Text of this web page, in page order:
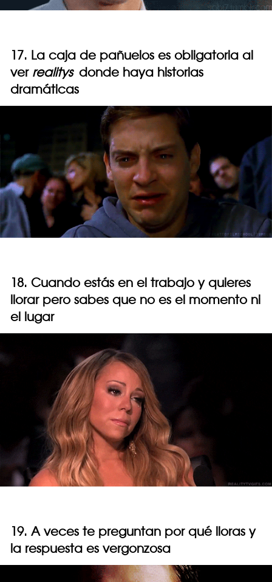
17. La caja de pañuelos es obligatoria al
ver realitys donde haya historias
dramáticas
18. Cuando estás en el trabajo y quieres
llorar pero sabes que no es el momento ni
el lugar
19. A veces te preguntan por qué lloras y
la respuesta es vergonzosa